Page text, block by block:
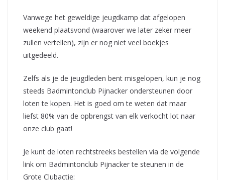
Vanwege het geweldige jeugdkamp dat afgelopen
weekend plaatsvond (waarover we later zeker meer
zullen vertellen), zijn er nog niet veel boekjes
uitgedeeld.
Zelfs als je de jeugdleden bent misgelopen, kun je nog
steeds Badmintonclub Pijnacker ondersteunen door
loten te kopen. Het is goed om te weten dat maar
liefst 80% van de opbrengst van elk verkocht lot naar
onze club gaat!
Je kunt de loten rechtstreeks bestellen via de volgende
link om Badmintonclub Pijnacker te steunen in de
Grote Clubactie: